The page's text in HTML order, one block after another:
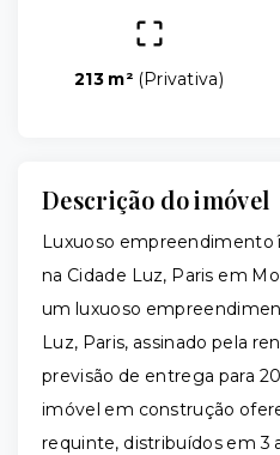
213 m² (Privativa)
Descrição do imóvel
Luxuoso empreendimento
na Cidade Luz, Paris em
um luxuoso
Luz, Paris, assinado pela
previsão de entrega para
imóvel em construção
requinte, distribuídos em 3